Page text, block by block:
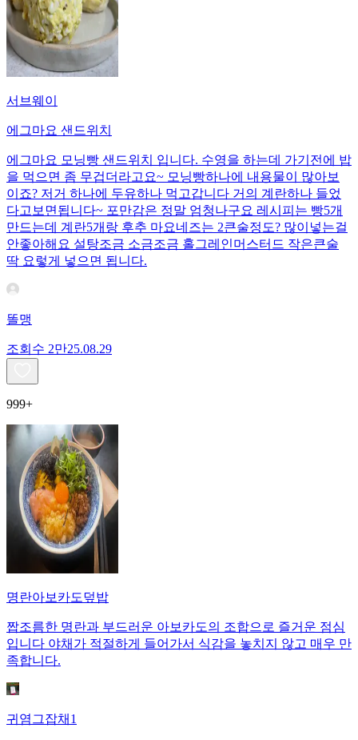
서브웨이
에그마요 샌드위치
에그마요 모닝빵 샌드위치 입니다. 수영을 하는데 가기전에 밥
을 먹으면 좀 무겁더라고요~ 모닝빵하나에 내용물이 많아보
이죠? 저거 하나에 두유하나 먹고갑니다 거의 계란하나 들었
다고보면됩니다~ 포만감은 정말 엄청나구요 레시피는 빵5개
만드는데 계란5개랑 후추 마요네즈는 2큰술정도? 많이넣는걸
안좋아해요 설탕조금 소금조금 홀그레인머스터드 작은큰술
딱 요렇게 넣으면 됩니다.
똘맹
조회수 2만25.08.29
999+
명란아보카도덮밥
짭조름한 명란과 부드러운 아보카도의 조합으로 즐거운 점심
입니다 야채가 적절하게 들어가서 식감을 놓치지 않고 매우 만
족합니다.
귀염그잡채1